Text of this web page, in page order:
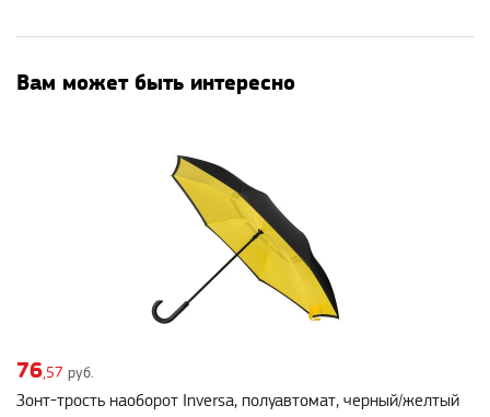
Вам может быть интересно
76,57 руб.
Зонт-трость наоборот Inversa, полуавтомат, черный/желтый